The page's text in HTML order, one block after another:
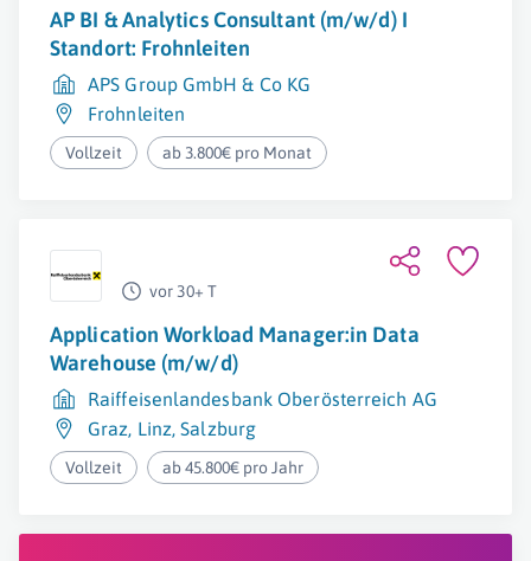
AP BI & Analytics Consultant (m/w/d) I
Standort: Frohnleiten
APS Group GmbH & Co KG
Frohnleiten
Vollzeit ab 3.800€ pro Monat
vor 30+ T
Application Workload Manager:in Data
Warehouse (m/w/d)
Raiffeisenlandesbank Oberösterreich AG
Graz, Linz,Salzburg
Vollzeit ab 45.800€ pro Jahr